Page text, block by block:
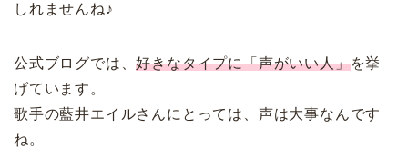
しれませんね♪
公式ブログでは、好きなタイプに「声がいい人」を挙
げています。
歌手の藍井エイルさんにとっては、声は大事なんです
ね。